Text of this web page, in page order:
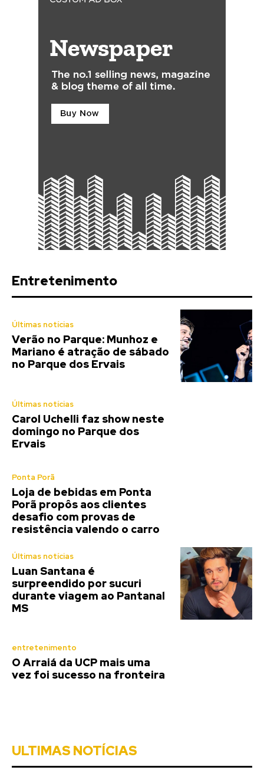
Entretenimento
Últimas notícias
Verão no Parque: Munhoz e
Mariano é atração de sábado
no Parque dos Ervais
Últimas notícias
Carol Uchelli faz show neste
domingo no Parque dos
Ervais
Ponta Porã
Loja de bebidas em Ponta
Porã propôs aos clientes
desafio com provas de
resistência valendo o carro
Últimas notícias
Luan Santana é
surpreendido por sucuri
durante viagem ao Pantanal
MS
entretenimento
O Arraiá da UCP mais uma
vez foi sucesso na fronteira